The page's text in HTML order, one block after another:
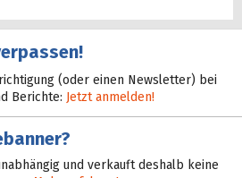
(oder einen Newsletter) bei
Berichte: Jetzt anmelden!
und verkauft deshalb keine